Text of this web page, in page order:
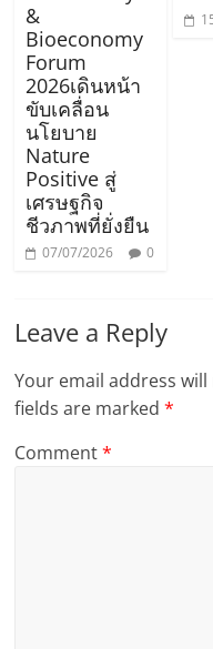
&
Bioeconomy
Forum
2026เดินหน้า
ขับเคลื่อน
นโยบาย
Nature
Positive สู่
เศรษฐกิจ
ชีวภาพที่ยั่งยืน
07/07/2026 0
Leave a Reply
Your email address
fields are marked*
Comment*